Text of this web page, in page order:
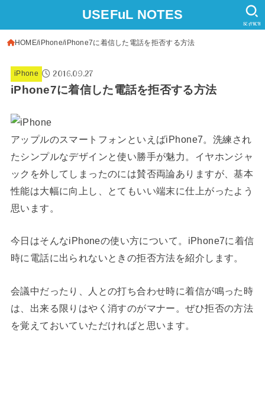
USEFuL NOTES
SEARCH
HOME iPhone iPhone7に着信した電話を拒否する方法
iPhone 2016.09.27
iPhone7に着信した電話を拒否する方法
アップルのスマートフォンといえばiPhone7。洗練され
たシンプルなデザインと使い勝手が魅力。イヤホンジャ
ックを外してしまったのには賛否両論ありますが、基本
性能は大幅に向上し、とてもいい端末に仕上がったよう
思います。
今日はそんなiPhoneの使い方について。iPhone7に着信
時に電話に出られないときの拒否方法を紹介します。
会議中だったり、人との打ち合わせ時に着信が鳴った時
は、出来る限りはやく消すのがマナー。ぜひ拒否の方法
を覚えておいていただければと思います。